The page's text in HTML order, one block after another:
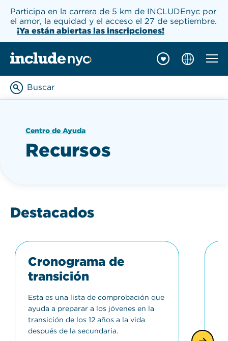
Participa en la carrera de 5 km de INCLUDEnyc por
el amor, la equidad y el acceso el 27 de septiembre.
¡Ya están abiertas las inscripciones!
Buscar
Centro de Ayuda
Recursos
Destacados
Cronograma de
transición
Esta es una lista de comprobación que
ayuda a preparar a los jóvenes en la
transición de los 12 años a la vida
después de la secundaria.